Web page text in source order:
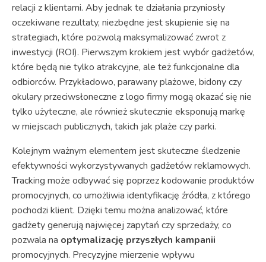
relacji z klientami. Aby jednak te działania przyniosły
oczekiwane rezultaty, niezbędne jest skupienie się na
strategiach, które pozwolą maksymalizować zwrot z
inwestycji (ROI). Pierwszym krokiem jest wybór gadżetów,
które będą nie tylko atrakcyjne, ale też funkcjonalne dla
odbiorców. Przykładowo, parawany plażowe, bidony czy
okulary przeciwsłoneczne z logo firmy mogą okazać się nie
tylko użyteczne, ale również skutecznie eksponują markę
w miejscach publicznych, takich jak plaże czy parki.
Kolejnym ważnym elementem jest skuteczne śledzenie
efektywności wykorzystywanych gadżetów reklamowych.
Tracking może odbywać się poprzez kodowanie produktów
promocyjnych, co umożliwia identyfikację źródła, z którego
pochodzi klient. Dzięki temu można analizować, które
gadżety generują najwięcej zapytań czy sprzedaży, co
pozwala na optymalizację przyszłych kampanii
promocyjnych. Precyzyjne mierzenie wpływu